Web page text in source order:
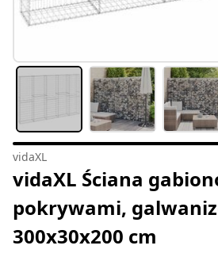
vidaXL
vidaXL Ściana
pokrywami,
300x30x200 cm